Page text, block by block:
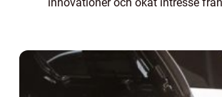
är möjligh...